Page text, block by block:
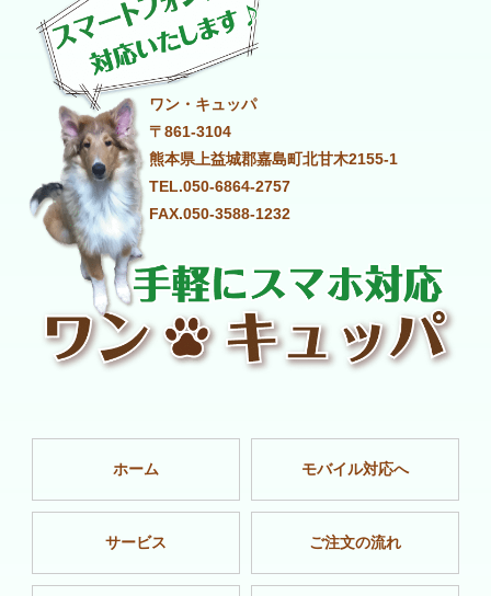
ワン・キュッパ
〒861-3104
熊本県上益城郡嘉島町北甘木2155-1
TEL.050-6864-2757
FAX.050-3588-1232
ホーム モバイル対応へ
サービス ご注文の流れ